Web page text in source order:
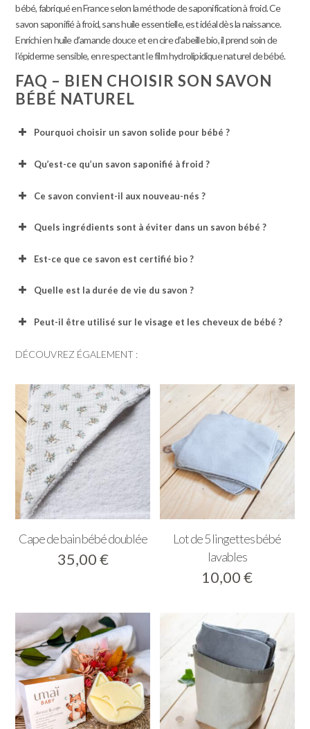
bébé, fabriqué en France selon la méthode de saponification à froid. Ce
savon saponifié à froid, sans huile essentielle, est idéal dès la naissance.
Enrichi en huile d’amande douce et en cire d’abeille bio, il prend soin de
l’épiderme sensible, en respectant le film hydrolipidique naturel de bébé.
FAQ – BIEN CHOISIR SON SAVON
BÉBÉ NATUREL
Pourquoi choisir un savon solide pour bébé ?
Qu’est-ce qu’un savon saponifié à froid ?
Ce savon convient-il aux nouveau-nés ?
Quels ingrédients sont à éviter dans un savon bébé ?
Est-ce que ce savon est certifié bio ?
Quelle est la durée de vie du savon ?
Peut-il être utilisé sur le visage et les cheveux de bébé ?
DÉCOUVREZ ÉGALEMENT :
Cape de bain bébé doublée
35,00€
Lot de 5 lingettes bébé
lavables
10,00€